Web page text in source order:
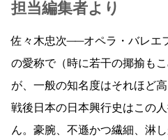
担当編集者より
佐々木忠次──オペラ・バレエ
の愛称で（時に若干の揶揄も
が、一般の知名度はそれほど
戦後日本の日本興行史はこの
ん。豪腕、不遜かつ繊細、淋